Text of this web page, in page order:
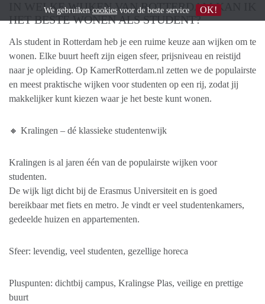
IN WELKE WIJKEN VAN ROTTERDAM KAN IK
HET BESTE WONEN ALS STUDENT?
Als student in Rotterdam heb je een ruime keuze aan wijken om te
wonen. Elke buurt heeft zijn eigen sfeer, prijsniveau en reistijd
naar je opleiding. Op KamerRotterdam.nl zetten we de populairste
en meest praktische wijken voor studenten op een rij, zodat jij
makkelijker kunt kiezen waar je het beste kunt wonen.
🔸 Kralingen – dé klassieke studentenwijk
Kralingen is al jaren één van de populairste wijken voor
studenten.
De wijk ligt dicht bij de Erasmus Universiteit en is goed
bereikbaar met fiets en metro. Je vindt er veel studentenkamers,
gedeelde huizen en appartementen.
Sfeer: levendig, veel studenten, gezellige horeca
Pluspunten: dichtbij campus, Kralingse Plas, veilige en prettige
buurt
We gebruiken cookies voor de beste service OK!